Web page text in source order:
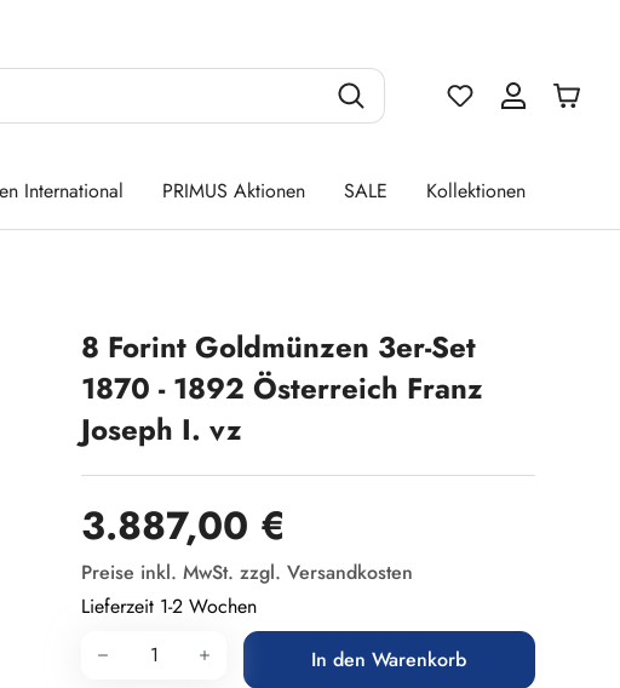
Du hast 0
International PRIMUS Aktionen SALE Kollektionen
8 Forint Goldmünzen 3er-Set
1870 - 1892 Österreich Franz
Joseph I. vz
Regulärer Preis:
3.887,00 €
Preise inkl. MwSt. zzgl. Versandkosten
Lieferzeit 1-2 Wochen
Produkt Anzahl: Gib den gewünschten
In den Warenkorb